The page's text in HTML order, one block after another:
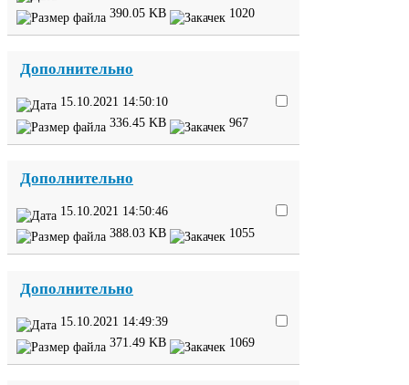
390 05 KB 1020
Дополнительно
15 10 2021 14:50:10
336.45 KB 967
Дополнительно
15.10.2021 14:50:46
388 03 KB 1055
Дополнительно
15 10 2021 14:49:39
371 49 KB 1069